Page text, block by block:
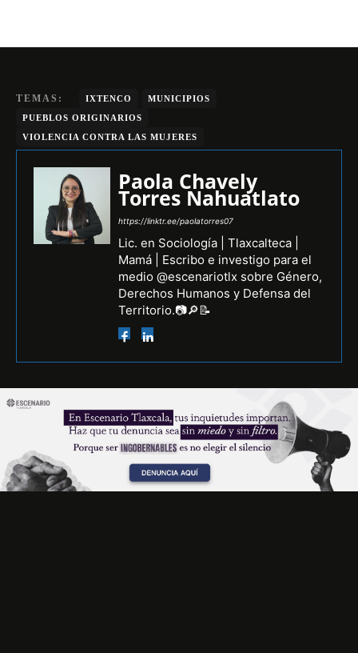
TEMAS: IXTENCO
MUNICIPIOS
PUEBLOS ORIGINARIOS
VIOLENCIA CONTRA LAS MUJERES
Paola Chavely
Torres Nahuatlato
https://linktr.ee/paolatorres07
Lic. en Sociología | Tlaxcalteca |
Mamá | Escribo e investigo para el
medio @escenariotlx sobre Género,
Derechos Humanos y Defensa del
Territorio.📷🔎📝